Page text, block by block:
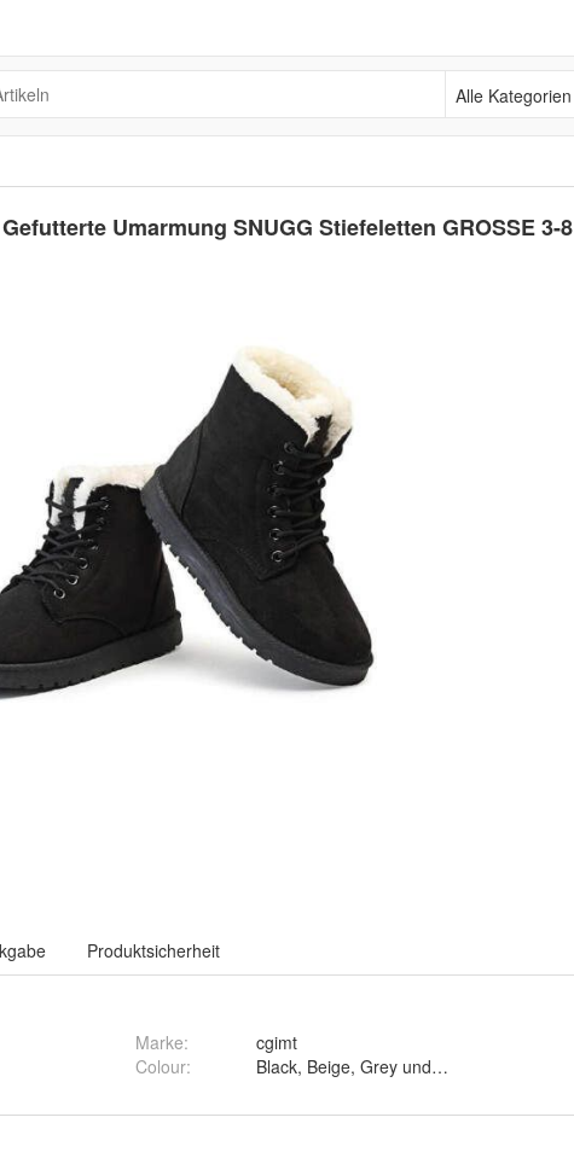
Alle Kategorien
Umarmung SNUGG Stiefeletten GROSSE 3-8
Produktsicherheit
Marke:
cgimt
Colour: Black, Beige, Grey und Brown